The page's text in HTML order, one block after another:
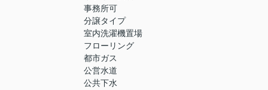
事務所可
分譲タイプ
室内洗濯機置場
フローリング
都市ガス
公営水道
公共下水